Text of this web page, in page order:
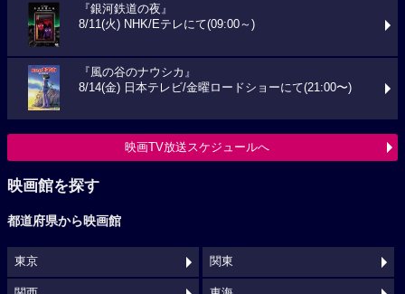
『銀河鉄道の夜』
8/11(火) NHK/Eテレにて(09:00～)
『風の谷のナウシカ』
8/14(金) 日本テレビ/金曜ロードショーにて(21:00〜)
映画TV放送スケジュールへ
映画館を探す
都道府県から映画館
東京 関東